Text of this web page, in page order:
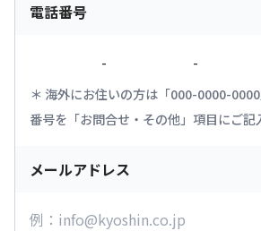
電話番号
- -
海外にお住いの方は「000-0000-
番号を「お問合せ・その他」項目にご記
メールアドレス